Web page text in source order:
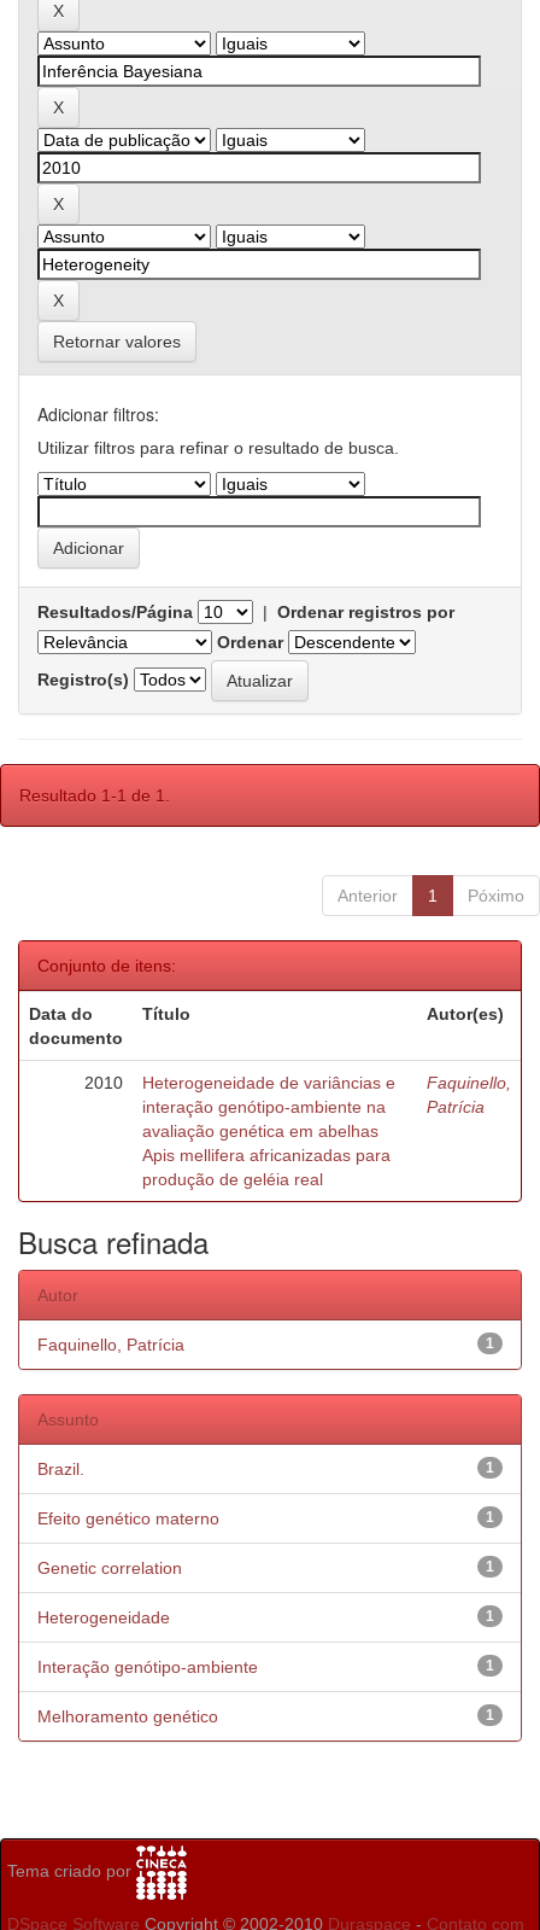
Retornar valores
Adicionar filtros:
Utilizar filtros para refinar o resultado de busca.
Resultados/Página | Ordenar registros por
Ordenar
Registro(s)
Resultado 1-1 de 1.
Anterior 1 Póximo
Conjunto de itens:
Data do
documento
Título Autor(es)
2010
Heterogeneidade de variâncias e
interação genótipo-ambiente na
avaliação genética em abelhas
Apis mellifera africanizadas para
produção de geléia real
Faquinello,
Patrícia
Busca refinada
Autor
1
Faquinello, Patrícia
Assunto
1
Brazil.
1
Efeito genético materno
1
Genetic correlation
1
Heterogeneidade
1
Interação genótipo-ambiente
1
Melhoramento genético
Tema criado por
DSpace Software Copyright © 2002-2010 Duraspace - Contato com